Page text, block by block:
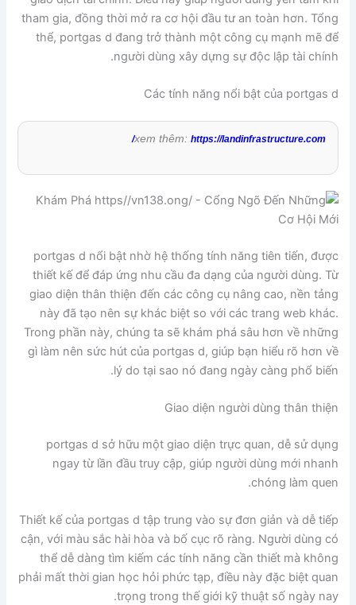
tham gia, đồng thời mở ra cơ hội đầu tư an toàn hơn. Tổng
thể, portgas d đang trở thành một công cụ mạnh mẽ để
người dùng xây dựng sự độc lập tài chính.
Các tính năng nổi bật của portgas d
xem thêm: https://landinfrastructure.com/
portgas d nổi bật nhờ hệ thống tính năng tiên tiến, được
thiết kế để đáp ứng nhu cầu đa dạng của người dùng. Từ
giao diện thân thiện đến các công cụ nâng cao, nền tảng
này đã tạo nên sự khác biệt so với các trang web khác.
Trong phần này, chúng ta sẽ khám phá sâu hơn về những
gì làm nên sức hút của portgas d, giúp bạn hiểu rõ hơn về
lý do tại sao nó đang ngày càng phổ biến.
Giao diện người dùng thân thiện
portgas d sở hữu một giao diện trực quan, dễ sử dụng
ngay từ lần đầu truy cập, giúp người dùng mới nhanh
chóng làm quen.
Thiết kế của portgas d tập trung vào sự đơn giản và dễ tiếp
cận, với màu sắc hài hòa và bố cục rõ ràng. Người dùng có
thể dễ dàng tìm kiếm các tính năng cần thiết mà không
phải mất thời gian học hỏi phức tạp, điều này đặc biệt quan
trọng trong thế giới kỹ thuật số ngày nay.